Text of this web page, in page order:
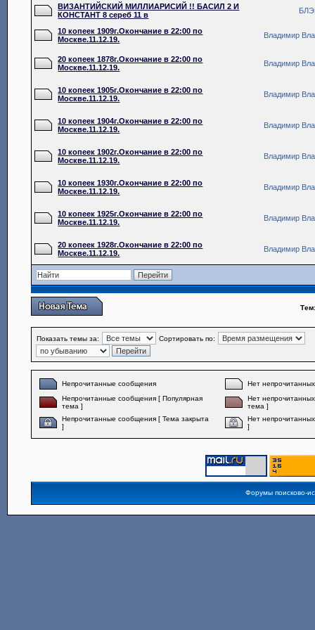
ВИЗАНТИЙСКИЙ МИЛЛИАРИСИЙ !! БАСИЛ 2 И
КОНСТАНТ 8 сереб 11 в
10 копеек 1909г.Окончание в 22:00 по
Москве.11.12.19.
Владимир
20 копеек 1878г.Окончание в 22:00 по
Москве.11.12.19.
Владимир
10 копеек 1905г.Окончание в 22:00 по
Москве.11.12.19.
Владимир
10 копеек 1904г.Окончание в 22:00 по
Москве.11.12.19.
Владимир
10 копеек 1902г.Окончание в 22:00 по
Москве.11.12.19.
Владимир
10 копеек 1930г.Окончание в 22:00 по
Москве.11.12.19.
Владимир
10 копеек 1925г.Окончание в 22:00 по
Москве.11.12.19.
Владимир
20 копеек 1928г.Окончание в 22:00 по
Москве.11.12.19.
Владимир
Показать темы за: Сортировать по:
Непрочитанные сообщения
Нет
Непрочитанные сообщения [ Популярная
тема ]
Нет
тема ]
Непрочитанные сообщения [ Тема закрыта
]
Нет
]
Форумы поисково-